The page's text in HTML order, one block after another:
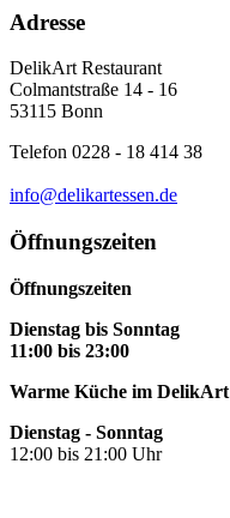
Adresse
DelikArt Restaurant
Colmantstraße 14 - 16
53115 Bonn
Telefon 0228 - 18 414 38
info@delikartessen.de
Öffnungszeiten
Öffnungszeiten
Dienstag bis Sonntag
11:00 bis 23:00
Warme Küche im DelikArt
Dienstag - Sonntag
12:00 bis 21:00 Uhr